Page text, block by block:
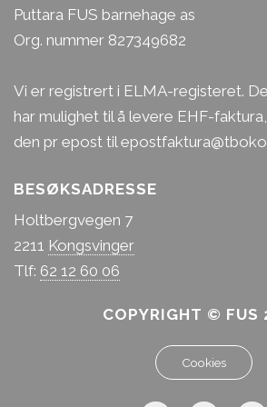
Barneveileder
Verdensrommet
Jeg er Gunhild og er alltid i godt
alle barna i Puttara Fus barnehage.
og stolt av å få være en viktig del
Puttara FUS barnehage as
Org. nummer 827349682
Vi er registrert i ELMA-registeret.
har mulighet til å levere EHF-
den pr epost til
BESØKSADRESSE
Holtbergvegen 7
2211 Kongsvinger
Tlf: 62 12 60 06
COPYRIGHT © FUS
Cookies